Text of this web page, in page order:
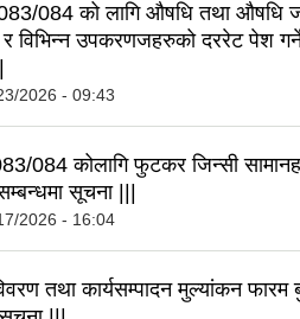
084 को लागि औषधि तथा औषधि
विभिन्न उपकरणजहरुको दररेट पेश
2026 - 09:43
084 कोलागि फुटकर जिन्सी
सूचना |||
2026 - 16:04
तथा कार्यसम्पादन मुल्यांकन फारम